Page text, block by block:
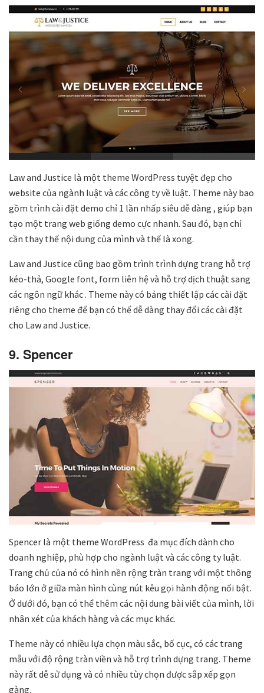
Law and Justice là một theme WordPress tuyệt đẹp cho
website của ngành luật và các công ty về luật. Theme này bao
gồm trình cài đặt demo chỉ 1 lần nhấp siêu dễ dàng , giúp bạn
tạo một trang web giống demo cực nhanh. Sau đó, bạn chỉ
cần thay thế nội dung của mình và thế là xong.
Law and Justice cũng bao gồm trình trình dựng trang hỗ trợ
kéo-thả, Google font, form liên hệ và hỗ trợ dịch thuật sang
các ngôn ngữ khác . Theme này có bảng thiết lập các cài đặt
riêng cho theme để bạn có thể dễ dàng thay đổi các cài đặt
cho Law and Justice.
9. Spencer
Spencer là một theme WordPress đa mục đích dành cho
doanh nghiệp, phù hợp cho ngành luật và các công ty luật.
Trang chủ của nó có hình nền rộng tràn trang với một thông
báo lớn ở giữa màn hình cùng nút kêu gọi hành động nổi bật.
Ở dưới đó, bạn có thể thêm các nội dung bài viết của mình, lời
nhân xét của khách hàng và các mục khác.
Theme này có nhiều lựa chọn màu sắc, bố cục, có các trang
mẫu với độ rộng tràn viền và hỗ trợ trình dựng trang. Theme
này rất dễ sử dụng và có nhiều tùy chọn được sắp xếp gọn
gàng.